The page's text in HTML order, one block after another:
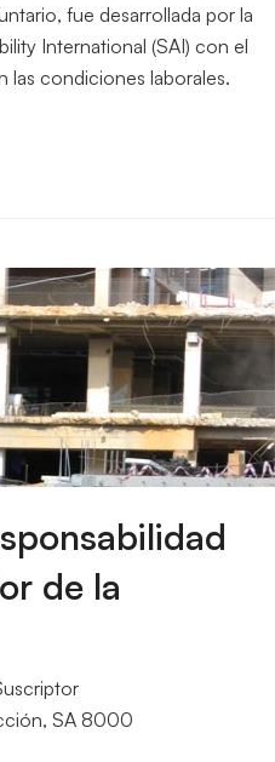
fue desarrollada por la
International (SAI) con el
las condiciones laborales.
de la
, SA 8000